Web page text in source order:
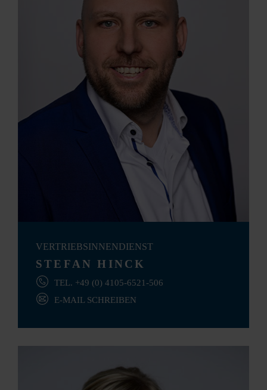
VERTRIEBSINNENDIENST
STEFAN HINCK
TEL. +49 (0) 4105-6521-506
E-MAIL SCHREIBEN